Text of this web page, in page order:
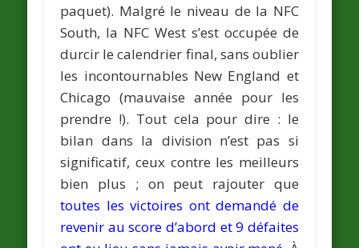
paquet). Malgré le niveau de la NFC
South, la NFC West s’est occupée de
durcir le calendrier final, sans oublier
les incontournables New England et
Chicago (mauvaise année pour les
prendre !). Tout cela pour dire : le
bilan dans la division n’est pas si
significatif, ceux contre les meilleurs
bien plus ; on peut rajouter que
toutes les victoires ont demandé de
revenir au score d’abord et 9 défaites